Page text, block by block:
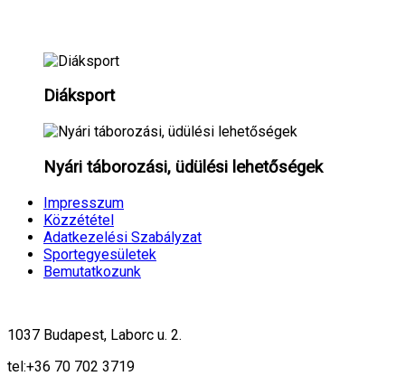
Diáksport
Nyári táborozási, üdülési lehetőségek
Impresszum
Közzététel
Adatkezelési Szabályzat
Sportegyesületek
Bemutatkozunk
1037 Budapest, Laborc u. 2.
tel:+36 70 702 3719